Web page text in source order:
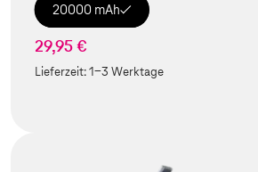
20000 mAh
29,95 €
Lieferzeit:1-3 Werktage